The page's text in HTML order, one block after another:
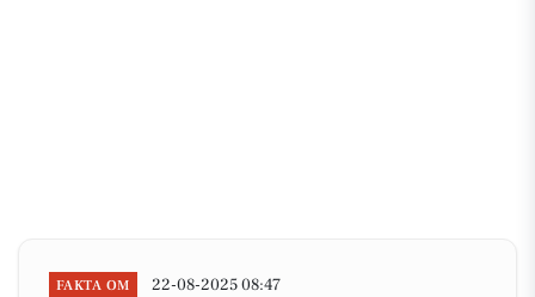
FAKTA OM 22-08-2025 08:47